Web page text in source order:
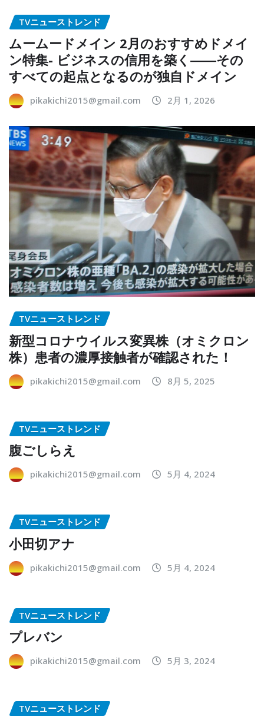
TVニューストレンド
ムームードメイン 2月のおすすめドメイ
ン特集- ビジネスの信用を築く――その
すべての起点となるのが独自ドメイン
pikakichi2015@gmail.com 2月 1, 2026
TVニューストレンド
新型コロナウイルス変異株（オミクロン
株）患者の濃厚接触者が確認された！
pikakichi2015@gmail.com 8月 5, 2025
TVニューストレンド
腹ごしらえ
pikakichi2015@gmail.com 5月 4, 2024
TVニューストレンド
小田切アナ
pikakichi2015@gmail.com 5月 4, 2024
TVニューストレンド
プレバン
pikakichi2015@gmail.com 5月 3, 2024
TVニューストレンド